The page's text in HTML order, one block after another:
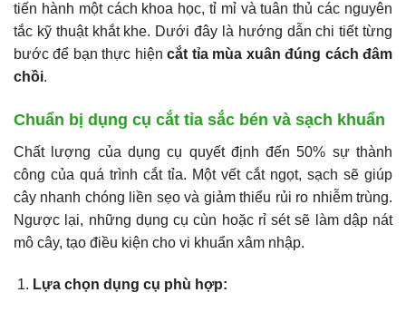
tiến hành một cách khoa học, tỉ mỉ và tuân thủ các nguyên
tắc kỹ thuật khắt khe. Dưới đây là hướng dẫn chi tiết từng
bước để bạn thực hiệncắt tỉa mùa xuân đúng cách đâm
chồi.
Chuẩn bị dụng cụ cắt tỉa sắc bén và sạch khuẩn
Chất lượng của dụng cụ quyết định đến 50% sự thành
công của quá trình cắt tỉa. Một vết cắt ngọt, sạch sẽ giúp
cây nhanh chóng liền sẹo và giảm thiểu rủi ro nhiễm trùng.
Ngược lại, những dụng cụ cùn hoặc rỉ sét sẽ làm dập nát
mô cây, tạo điều kiện cho vi khuẩn xâm nhập.
Lựa chọn dụng cụ phù hợp: